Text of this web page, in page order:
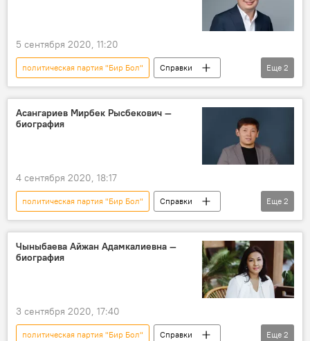
5 сентября 2020, 11:20
политическая партия "Бир Бол"
Справки
биография
Жодар Сайдилканов
Еще 2
Асангариев Мирбек Рысбекович —
биография
4 сентября 2020, 18:17
политическая партия "Бир Бол"
Справки
биография
Мирбек Асангариев
Еще 2
Чыныбаева Айжан Адамкалиевна —
биография
3 сентября 2020, 17:40
политическая партия "Бир Бол" Справки Еще 2